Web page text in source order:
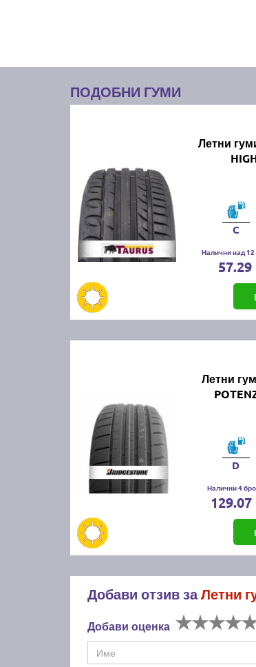
ПОДОБНИ ГУМИ
Летни
C
Налични над 12
Летни
D
Налични 4
Добави отзив заЛетни
Добави оценка